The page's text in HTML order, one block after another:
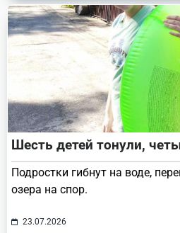
Шесть детей тонули,
Подростки гибнут на воде,
озера на спор.
23.07.2026